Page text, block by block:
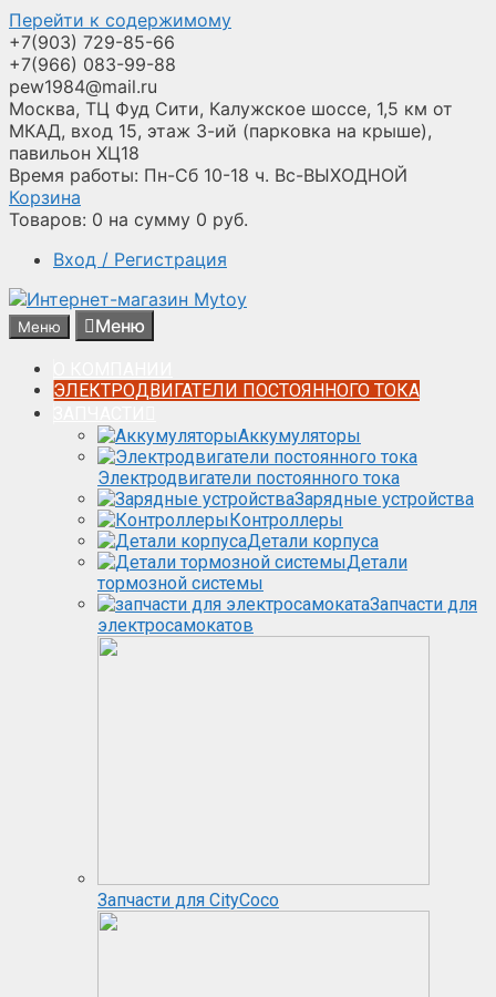
Перейти к содержимому
+7(903) 729-85-66
+7(966) 083-99-88
pew1984@mail.ru
Москва, ТЦ Фуд Сити, Калужское шоссе, 1,5 км от
МКАД, вход 15, этаж 3-ий (парковка на крыше),
павильон ХЦ18
Время работы: Пн-Сб 10-18 ч. Вс-ВЫХОДНОЙ
Корзина
Товаров: 0 на сумму 0 руб.
Вход / Регистрация
Меню Меню
ЭЛЕКТРОДВИГАТЕЛИ ПОСТОЯННОГО ТОКА
Аккумуляторы
Электродвигатели постоянного тока
Зарядные устройства
Контроллеры
Детали корпуса
Детали
тормозной системы
Запчасти для
электросамокатов
Запчасти для CityCoco